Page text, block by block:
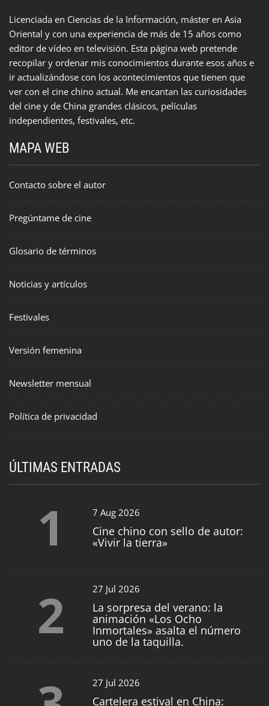
Licenciada en Ciencias de la Información, máster en Asia
Oriental y con una experiencia de más de 15 años como
editor de vídeo en televisión. Esta página web pretende
recopilar y ordenar mis conocimientos durante esos años e
ir actualizándose con los acontecimientos que tienen que
ver con el cine chino actual. Me encantan las curiosidades
del cine y de China grandes clásicos, películas
independientes, festivales, etc.
MAPA WEB
Contacto sobre el autor
Pregúntame de cine
Glosario de términos
Noticias y artículos
Festivales
Versión femenina
Newsletter mensual
Política de privacidad
ÚLTIMAS ENTRADAS
1 7 Aug 2026
Cine chino con sello de autor:
«Vivir la tierra»
2 27 Jul 2026
La sorpresa del verano: la
animación «Los Ocho
Inmortales» asalta el número
uno de la taquilla.
27 Jul 2026
Cartelera estival en China: